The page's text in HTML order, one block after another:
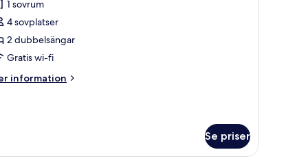
1 sovrum
4 sovplatser
2 dubbelsängar
Gratis wi-fi
information
Se priser